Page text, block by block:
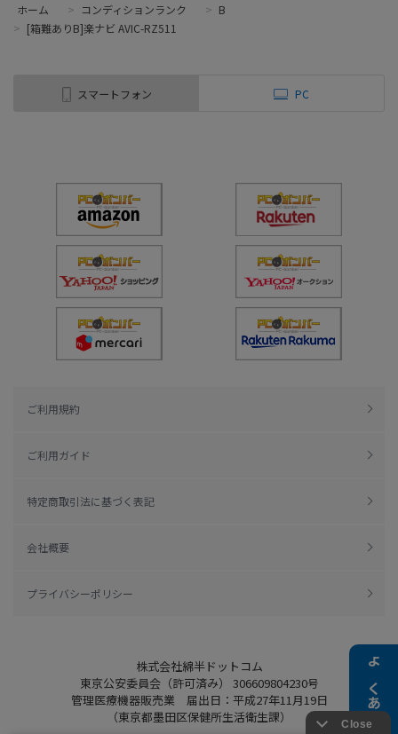
よくある質問
ホーム
> コンディションランク > B
> [箱難ありB]楽ナビ AVIC-RZ511
スマートフォン PC
ご利用規約
ご利用ガイド
特定商取引法に基づく表記
会社概要
プライバシーポリシー
株式会社綿半ドットコム
東京公安委員会（許可済み） 306609804230号
管理医療機器販売業 届出日：平成27年11月19日
（東京都墨田区保健所生活衛生課）